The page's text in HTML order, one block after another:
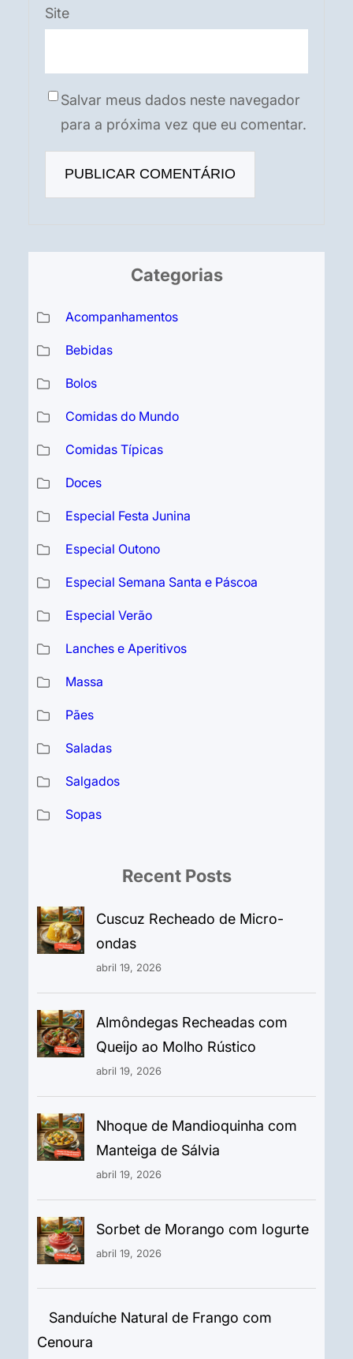
Site
Salvar meus dados neste navegador
para a próxima vez que eu comentar.
Categorias
Acompanhamentos
Bebidas
Bolos
Comidas do Mundo
Comidas Típicas
Doces
Especial Festa Junina
Especial Outono
Especial Semana Santa e Páscoa
Especial Verão
Lanches e Aperitivos
Massa
Pães
Saladas
Salgados
Sopas
Recent Posts
Cuscuz Recheado de Micro-
ondas
abril 19, 2026
Almôndegas Recheadas com
Queijo ao Molho Rústico
abril 19, 2026
Nhoque de Mandioquinha com
Manteiga de Sálvia
abril 19, 2026
Sorbet de Morango com Iogurte
abril 19, 2026
Sanduíche Natural de Frango com
Cenoura